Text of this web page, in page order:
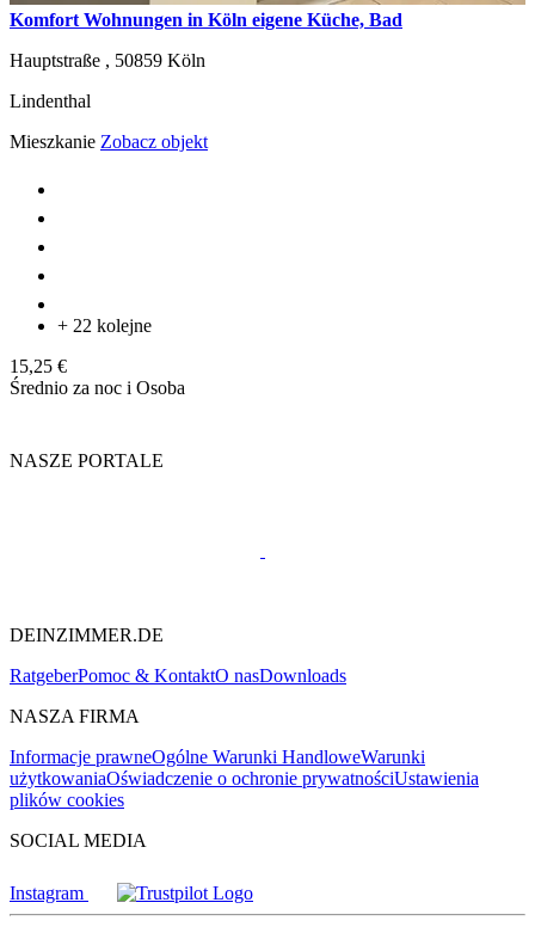
Komfort Wohnungen in Köln eigene Küche, Bad
Hauptstraße , 50859 Köln
Lindenthal
Mieszkanie Zobacz objekt
+ 22 kolejne
15,25 €
Średnio za noc i Osoba
NASZE PORTALE
DEINZIMMER.DE
RatgeberPomoc & KontaktO nasDownloads
NASZA FIRMA
Informacje prawneOgólne Warunki HandloweWarunki
użytkowaniaOświadczenie o ochronie prywatnościUstawienia
plików cookies
SOCIAL MEDIA
Instagram